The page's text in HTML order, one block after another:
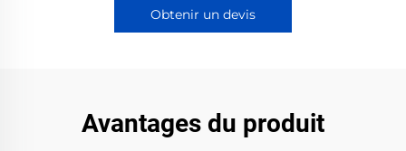
Obtenir un devis
Avantages du produit